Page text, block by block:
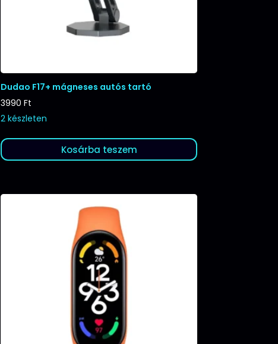
Dudao F17+ mágneses autós tartó
3990Ft
2 készleten
Kosárba teszem